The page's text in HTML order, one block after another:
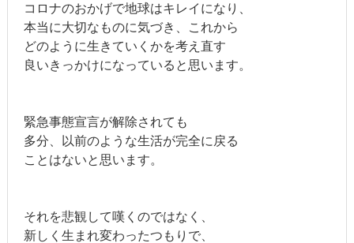
コロナのおかげで地球はキレイになり、
本当に大切なものに気づき、これから
どのように生きていくかを考え直す
良いきっかけになっていると思います。
緊急事態宣言が解除されても
多分、以前のような生活が完全に戻る
ことはないと思います。
それを悲観して嘆くのではなく、
新しく生まれ変わったつもりで、